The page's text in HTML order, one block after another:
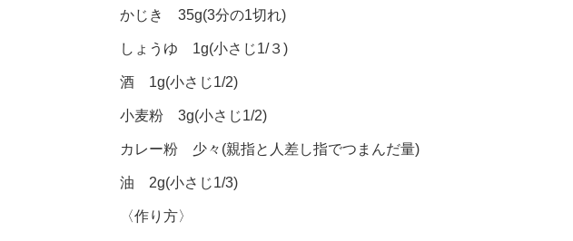
かじき 35g(3分の1切れ)
しょうゆ 1g(小さじ1/３)
酒 1g(小さじ1/2)
小麦粉 3g(小さじ1/2)
カレー粉 少々(親指と人差し指でつまんだ量)
油 2g(小さじ1/3)
〈作り方〉